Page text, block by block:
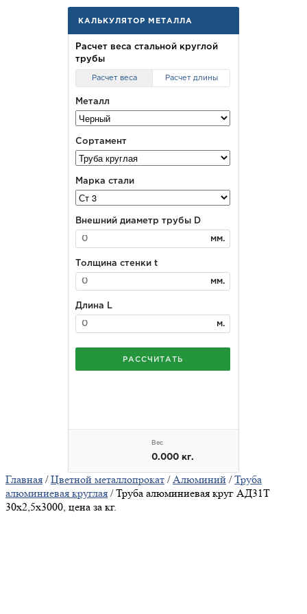
Главная /Цветной металлопрокат /Алюминий /Труба
алюминиевая круглая / Труба алюминиевая круг АД31Т
30х2,5х3000, цена за кг.